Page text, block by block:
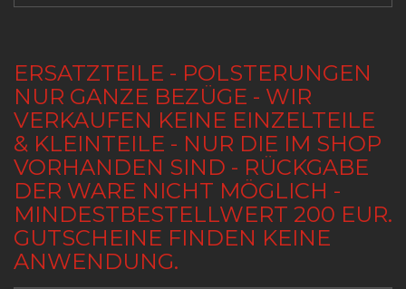
ERSATZTEILE - POLSTERUNGEN
NUR GANZE BEZÜGE - WIR
VERKAUFEN KEINE EINZELTEILE
& KLEINTEILE - NUR DIE IM SHOP
VORHANDEN SIND - RÜCKGABE
DER WARE NICHT MÖGLICH -
MINDESTBESTELLWERT 200 EUR.
GUTSCHEINE FINDEN KEINE
ANWENDUNG.